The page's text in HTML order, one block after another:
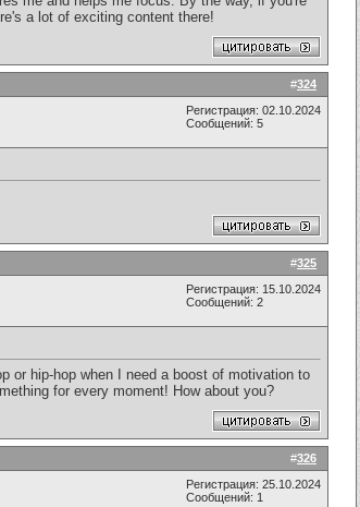
a lot of exciting content there!
#324
Регистрация: 02.10.2024
Сообщений: 5
#325
Регистрация: 15.10.2024
Сообщений: 2
or hip-hop when I need a boost of motivation to
for every moment! How about you?
#326
Регистрация: 25.10.2024
Сообщений: 1